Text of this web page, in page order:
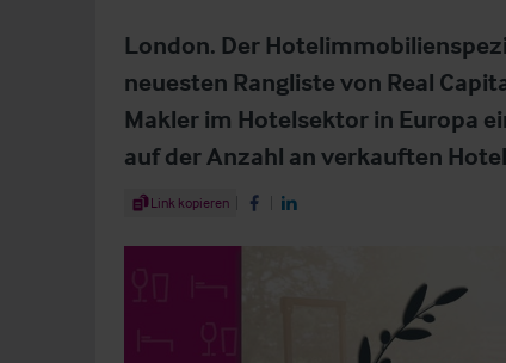
London. Der
neuesten Rangliste von Real
Makler im Hotelsektor in Europa
auf der Anzahl an verkauften
Share Article
Link kopieren Share on Facebook
Share on LinkedIn